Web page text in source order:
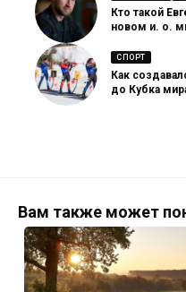
Кто такой
новом и. о.
СПОРТ
Как
до Кубка
Вам также может